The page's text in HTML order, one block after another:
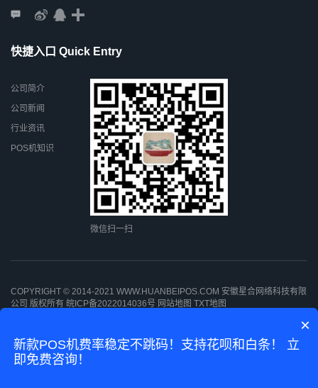
快捷入口 Quick Entry
公司简介
公司新闻
行业资讯
POS机知识
微信扫一扫
COPYRIGHT © 2014-2021 WWW.HUANBEIPOS.COM 安徽星合网络科技有限
公司 版权所有 皖ICP备2022014036号 网站地图 TXT地图
×
新款POS机费率稳定不跳码！支持花呗和白条！ 立
即免费咨询！